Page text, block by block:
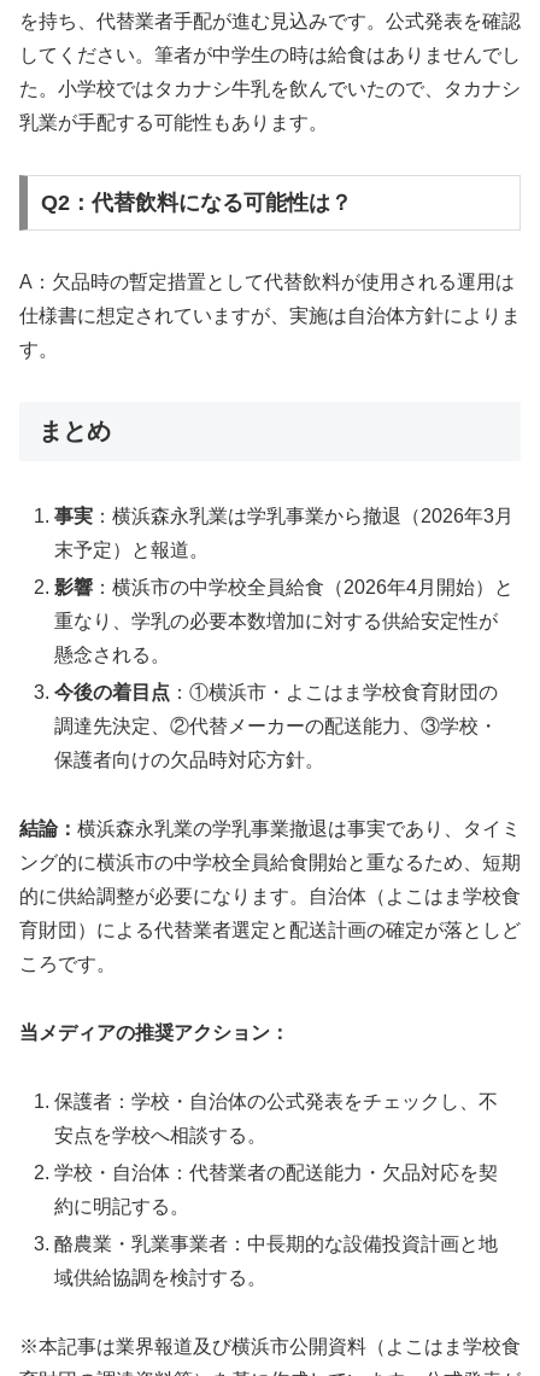
を持ち、代替業者手配が進む見込みです。公式発表を確認
してください。筆者が中学生の時は給食はありませんでし
た。小学校ではタカナシ牛乳を飲んでいたので、タカナシ
乳業が手配する可能性もあります。
Q2：代替飲料になる可能性は？
A：欠品時の暫定措置として代替飲料が使用される運用は
仕様書に想定されていますが、実施は自治体方針によりま
す。
まとめ
事実 ：横浜森永乳業は学乳事業から撤退（2026年3月
末予定）と報道。
影響 ：横浜市の中学校全員給食（2026年4月開始）と
重なり、学乳の必要本数増加に対する供給安定性が
懸念される。
今後の着目点 ：①横浜市・よこはま学校食育財団の
調達先決定、②代替メーカーの配送能力、③学校・
保護者向けの欠品時対応方針。
結論： 横浜森永乳業の学乳事業撤退は事実であり、タイミ
ング的に横浜市の中学校全員給食開始と重なるため、短期
的に供給調整が必要になります。自治体（よこはま学校食
育財団）による代替業者選定と配送計画の確定が落としど
ころです。
当メディアの推奨アクション：
保護者：学校・自治体の公式発表をチェックし、不
安点を学校へ相談する。
学校・自治体：代替業者の配送能力・欠品対応を契
約に明記する。
酪農業・乳業事業者：中長期的な設備投資計画と地
域供給協調を検討する。
※本記事は業界報道及び横浜市公開資料（よこはま学校食